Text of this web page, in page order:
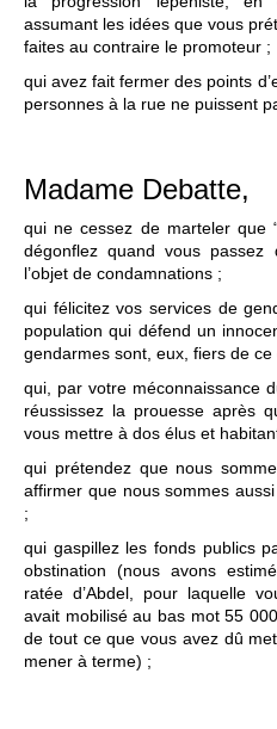
assumant les idées que vous
faites au contraire le promoteur ;
qui avez fait fermer des points
personnes à la rue ne puissent
Madame Debatte,
qui ne cessez de marteler que
dégonflez quand vous
l’objet de condamnations ;
qui félicitez vos services de
population qui défend un
gendarmes sont, eux, fiers de
qui, par votre méconnaissance
réussissez la prouesse après
vous mettre à dos élus et
qui prétendez que nous
affirmer que nous sommes
;
qui gaspillez les fonds publics
obstination (nous avons
ratée d’Abdel, pour laquelle
avait mobilisé au bas mot 55
de tout ce que vous avez dû
mener à terme) ;